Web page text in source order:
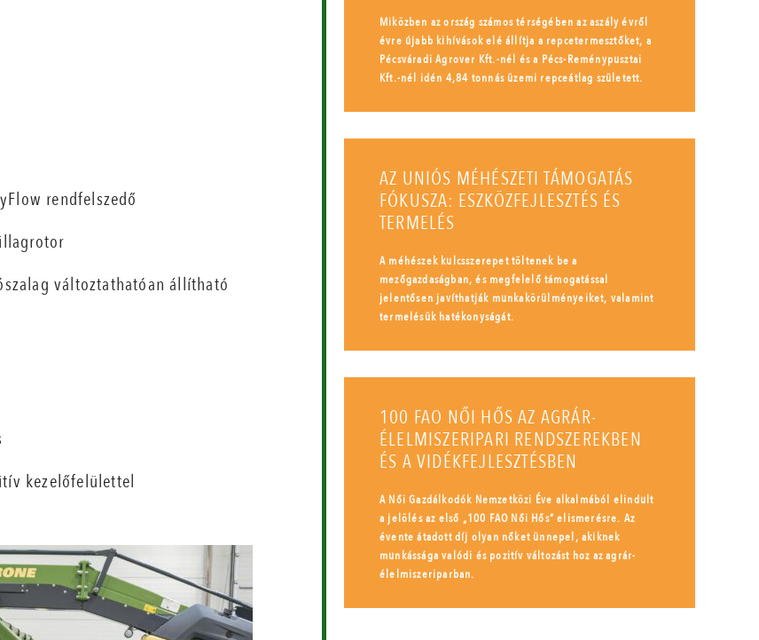
rendfelszedő
változtathatóan állítható
kezelőfelülettel
Miközben az ország számos térségében az aszály évről
évre újabb kihívások elé állítja a repcetermesztőket, a
Pécsváradi Agrover Kft.-nél és a Pécs-Reménypusztai
Kft.-nél idén 4,84 tonnás üzemi repceátlag született.
AZ UNIÓS MÉHÉSZETI TÁMOGATÁS
FÓKUSZA: ESZKÖZFEJLESZTÉS ÉS
TERMELÉS
A méhészek kulcsszerepet töltenek be a
mezőgazdaságban, és megfelelő támogatással
jelentősen javíthatják munkakörülményeiket, valamint
termelésük hatékonyságát.
100 FAO NŐI HŐS AZ AGRÁR-
ÉLELMISZERIPARI RENDSZEREKBEN
ÉS A VIDÉKFEJLESZTÉSBEN
A Női Gazdálkodók Nemzetközi Éve alkalmából elindult
a jelölés az első „100 FAO Női Hős” elismerésre. Az
évente átadott díj olyan nőket ünnepel, akiknek
munkássága valódi és pozitív változást hoz az agrár-
élelmiszeriparban.